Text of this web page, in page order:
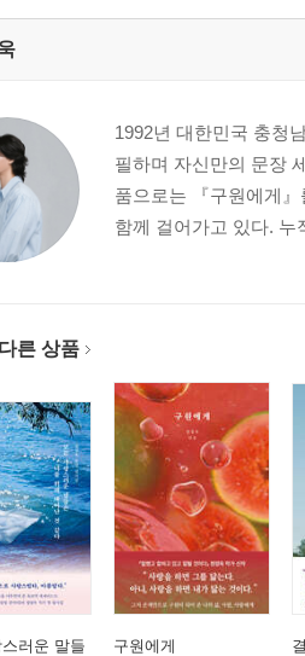
1992년 대한민국 충청
필하며 자신만의 문장
품으로는 『구원에게
함께 걸어가고 있다. 누
른 상품
러운 말들
구원에게